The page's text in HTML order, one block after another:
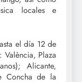
locales e
el día 12 de
València, Plaza
Alicante,
Concha de la